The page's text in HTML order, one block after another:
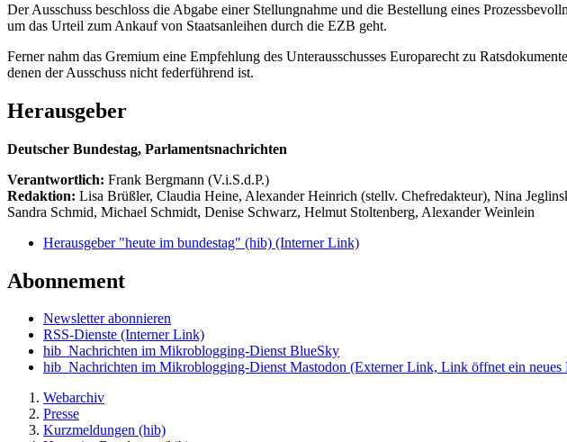
Der Ausschuss beschloss die Abgabe einer Stellungnahme und die Bestellung eines
um das Urteil zum Ankauf von Staatsanleihen durch die EZB geht.
Ferner nahm das Gremium eine Empfehlung des Unterausschusses Europarecht zu
denen der Ausschuss nicht federführend ist.
Herausgeber
Deutscher Bundestag, Parlamentsnachrichten
Verantwortlich: Frank Bergmann (V.i.S.d.P.)
Redaktion: Lisa Brüßler, Claudia Heine, Alexander Heinrich (stellv. Chefredakteur), Nina
Sandra Schmid, Michael Schmidt, Denise Schwarz, Helmut Stoltenberg, Alexander Weinlein
Herausgeber "heute im bundestag" (hib) (Interner Link)
Abonnement
Newsletter abonnieren
RSS-Dienste (Interner Link)
hib_Nachrichten im Mikroblogging-Dienst BlueSky
hib_Nachrichten im Mikroblogging-Dienst Mastodon (Externer Link, Link öffnet ein neues
Webarchiv
Presse
Kurzmeldungen (hib)